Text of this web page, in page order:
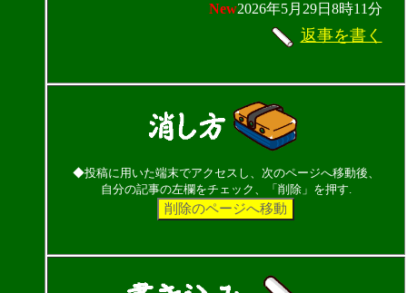
New2026年5月29日8時11分
返事を書く
◆投稿に用いた端末でアクセスし、次のページへ移動後、
自分の記事の左欄をチェック、「削除」を押す.